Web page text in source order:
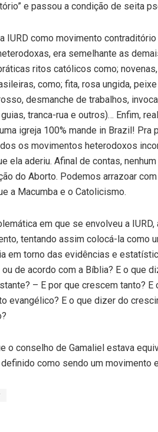
e passou a condição de seita
IURD como movimento
era semelhante as
ritos católicos como;
como; fita, rosa ungida,
desmanche de trabalhos,
tranca-rua e outros)… Enfim,
igreja 100% mande in Brazil! Pra
os movimentos heterodoxos
ela aderiu. Afinal de contas,
do Aborto. Podemos arrazoar
a Macumba e o Catolicismo.
em que se envolveu a
tentando assim colocá-la como
em torno das evidências e
de acordo com a Bíblia? E o que
– E por que crescem tanto?
evangélico? E o que dizer do
o conselho de Gamaliel estava
como sendo um movimento